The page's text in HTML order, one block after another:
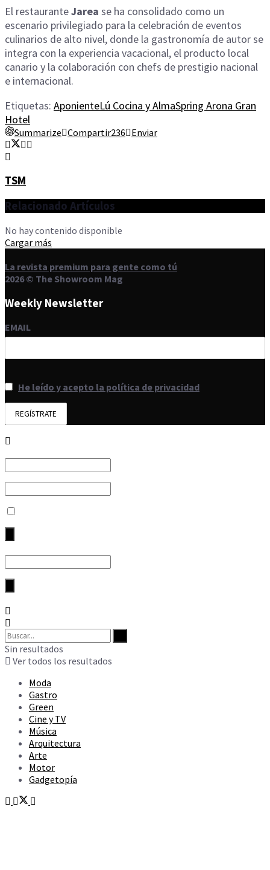
El restauranteJarea se ha consolidado como un
escenario privilegiado para la celebración de eventos
culinarios de alto nivel, donde la gastronomía de autor se
integra con la experiencia vacacional, el producto local
canario y la colaboración con chefs de prestigio nacional
e internacional.
Etiquetas: AponienteLú Cocina y AlmaSpring Arona Gran
Hotel
Summarize Compartir236 Enviar
TSM
Relacionado Artículos
No hay contenido disponible
Cargar más
La revista premium para gente como tú
2026 © The Showroom Mag
Weekly Newsletter
EMAIL
He leído y acepto la política de privacidad
Sin resultados
Ver todos los resultados
Moda
Gastro
Green
Cine y TV
Música
Arquitectura
Arte
Motor
Gadgetopía